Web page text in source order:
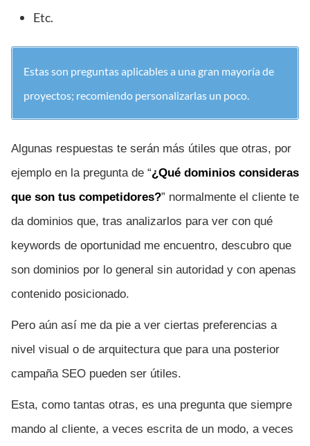
Etc.
Estas son preguntas aplicables a una gran mayoría de
proyectos; recomiendo personalizarlas un poco.
Algunas respuestas te serán más útiles que otras, por
ejemplo en la pregunta de “¿Qué dominios consideras
que son tus competidores?” normalmente el cliente te
da dominios que, tras analizarlos para ver con qué
keywords de oportunidad me encuentro, descubro que
son dominios por lo general sin autoridad y con apenas
contenido posicionado.
Pero aún así me da pie a ver ciertas preferencias a
nivel visual o de arquitectura que para una posterior
campaña SEO pueden ser útiles.
Esta, como tantas otras, es una pregunta que siempre
mando al cliente, a veces escrita de un modo, a veces